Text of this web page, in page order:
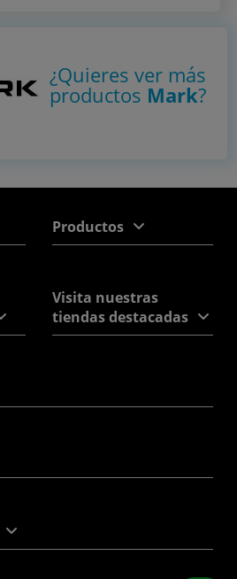
¿Quieres ver más
productos Mark?
Productos
Visita nuestras
tiendas destacadas